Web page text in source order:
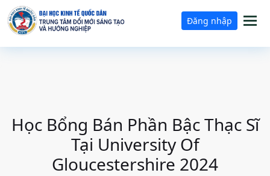
Đăng nhập
Học Bổng Bán Phần Bậc Thạc Sĩ
Tại University Of
Gloucestershire 2024